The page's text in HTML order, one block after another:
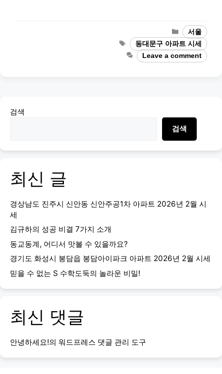
Categories
서울
Tags동대문구 아파트 시세
Leave a comment
검색
검색
최신 글
경상남도 진주시 신안동 신안주공1차 아파트 2026년 2월 시
세
김규하의 성공 비결 7가지 소개
동교동계, 어디서 맛볼 수 있을까요?
경기도 화성시 봉담읍 봉담아이파크 아파트 2026년 2월 시세
믿을 수 없는 S 수학도둑의 놀라운 비밀!
최신 댓글
안녕하세요!의 워드프레스 댓글 관리 도구